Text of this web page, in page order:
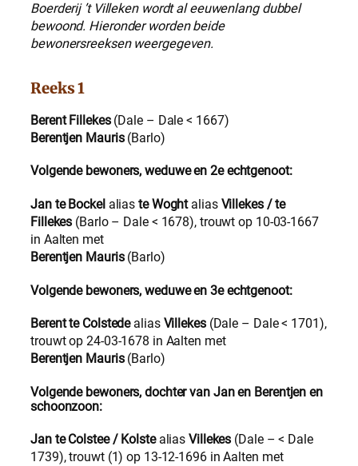
Boerderij ’t Villeken wordt al eeuwenlang dubbel
bewoond. Hieronder worden beide
bewonersreeksen weergegeven.
Reeks 1
Berent Fillekes(Dale – Dale < 1667)
Berentjen Mauris(Barlo)
Volgende bewoners, weduwe en 2e echtgenoot:
Jan te Bockelaliaste Woghtalias Villekes / te
Fillekes (Barlo – Dale < 1678), trouwt op 10-03-1667
in Aalten met
Berentjen Mauris(Barlo)
Volgende bewoners, weduwe en 3e echtgenoot:
Berent te Colstedealias Villekes(Dale – Dale < 1701),
trouwt op 24-03-1678 in Aalten met
Berentjen Mauris(Barlo)
Volgende bewoners, dochter van Jan en Berentjen en
schoonzoon:
Jan te Colstee / KolstealiasVillekes (Dale – < Dale
1739), trouwt (1) op 13-12-1696 in Aalten met